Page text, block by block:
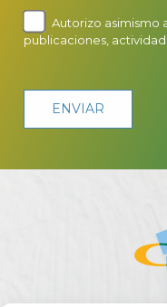
Autorizo asimismo
publicaciones,